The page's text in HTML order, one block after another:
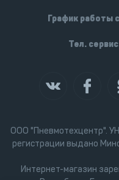
ООО "Пневмотехцентр".
регистрации выдано
Интернет-магазин
График работы
Тел.